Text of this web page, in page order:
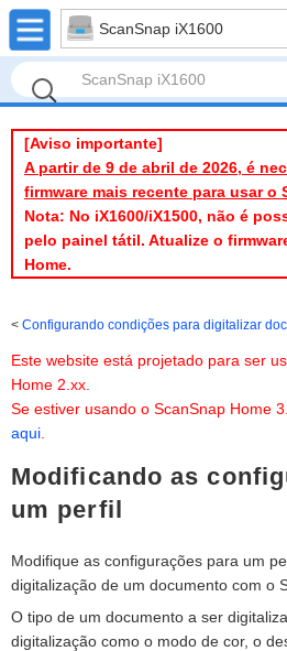
ScanSnap iX1600
[Aviso importante]
A partir de 9 de abril de 2026, é
firmware mais recente para usar o
Nota: No iX1600/iX1500, não é
pelo painel tátil. Atualize o
Home.
Configurando condições para digitalizar
Este website está projetado para ser
Home 2.xx.
Se estiver usando o ScanSnap Home
aqui
Modificando as
um perfil
Modifique as configurações para um
digitalização de um documento com o
O tipo de um documento a ser
digitalização como o modo de cor, o